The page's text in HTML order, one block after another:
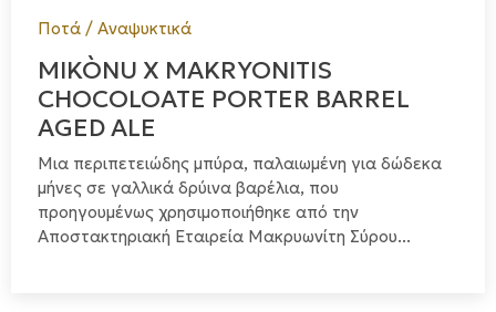
Ποτά / Αναψυκτικά
MIKÒNU X MAKRYONITIS
CHOCOLOATE PORTER BARREL
AGED ALE
Μια περιπετειώδης μπύρα, παλαιωμένη για δώδεκα
μήνες σε γαλλικά δρύινα βαρέλια, που
προηγουμένως χρησιμοποιήθηκε από την
Αποστακτηριακή Εταιρεία Μακρυωνίτη Σύρου...